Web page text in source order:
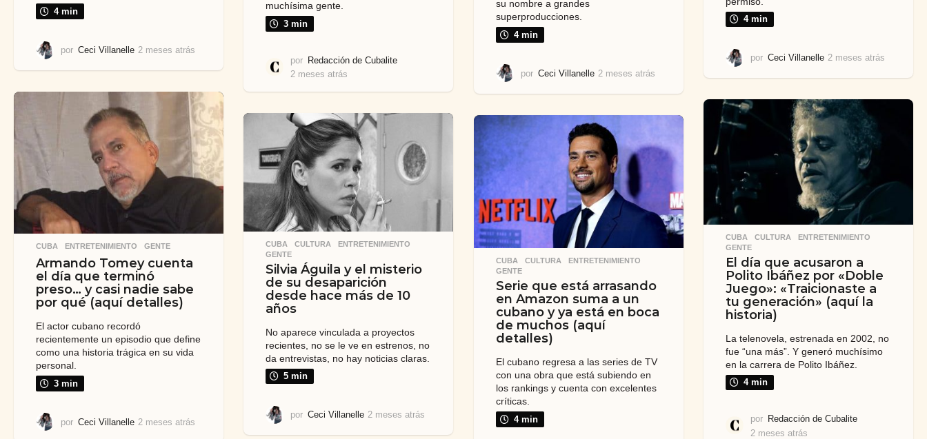
4 min
por Ceci Villanelle 2 meses atrás
s
s
a
r
á
s
muchísima gente.
3 min
por Redacción de Cubalite
2 meses atrás
s
e
s
t
r
á
s
su nombre a grandes
superproducciones.
4 min
por Ceci Villanelle 2 meses atrás
a
4 min
por Ceci Villanelle 2 meses atrás
s
CUBA ,ENTRETENIMIENTO ,GENTE
Armando Tomey cuenta
el día que terminó
preso… y casi nadie sabe
por qué (aquí detalles)
El actor cubano recordó
recientemente un episodio que define
como una historia trágica en su vida
personal.
3 min
por Ceci Villanelle 2 meses atrás
CUBA ,CULTURA ,ENTRETENIMIENTO
GENTE
El día que acusaron a
Polito Ibáñez por «Doble
Juego»: «Traicionaste a
tu generación» (aquí la
historia)
La telenovela, estrenada en 2002, no
fue “una más”. Y generó muchísimo
en la carrera de Polito Ibáñez.
4 min
por Redacción de Cubalite
2 meses atrás
CUBA ,CULTURA ,ENTRETENIMIENTO
GENTE
Silvia Águila y el misterio
de su desaparición
desde hace más de 10
años
No aparece vinculada a proyectos
recientes, no se le ve en estrenos, no
da entrevistas, no hay noticias claras.
5 min
por Ceci Villanelle 2 meses atrás
CUBA ,CULTURA ,ENTRETENIMIENTO
GENTE
Serie que está arrasando
en Amazon suma a un
cubano y ya está en boca
de muchos (aquí
detalles)
El cubano regresa a las series de TV
con una obra que está subiendo en
los rankings y cuenta con excelentes
críticas.
4 min